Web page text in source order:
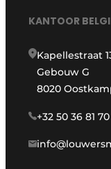
KANTOOR
Kapellestraat
Gebouw G
8020
+32 50 36 81 70